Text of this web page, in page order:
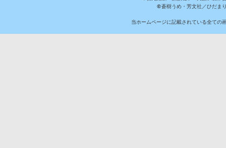
©蒼樹うめ・芳文社／ひだま
当ホームページに記載されている全ての